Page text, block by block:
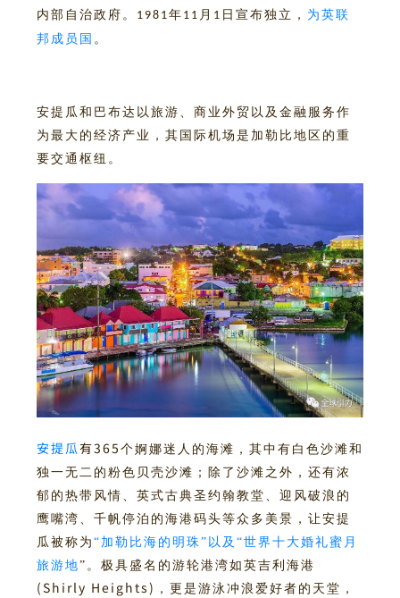
内部自治政府。 1981年 11 月 1 日宣布独立， 为英联
邦成员国 。
安提瓜和巴布达 以旅游、商业 外贸 以及金融服务作
为最大的经济产业，其国际机场是加勒比地区的重
要交通枢纽。
安提瓜有365 个婀娜迷人的海滩 ，其中有白色沙滩和
独一无二的粉色贝壳沙滩 ；
除了沙滩之外，还有浓
郁的热带风情、英式古典圣约翰教堂、迎风破浪的
鹰嘴湾、 千帆停泊的海港码头等众多美景，让安提
瓜 被称为 “加勒比海的明珠”以及“世界十大婚礼蜜月
旅游地”。 极具盛名的游轮港湾如英吉利海港
(Shirly Heights) ，更是游泳冲浪爱好者的天堂，